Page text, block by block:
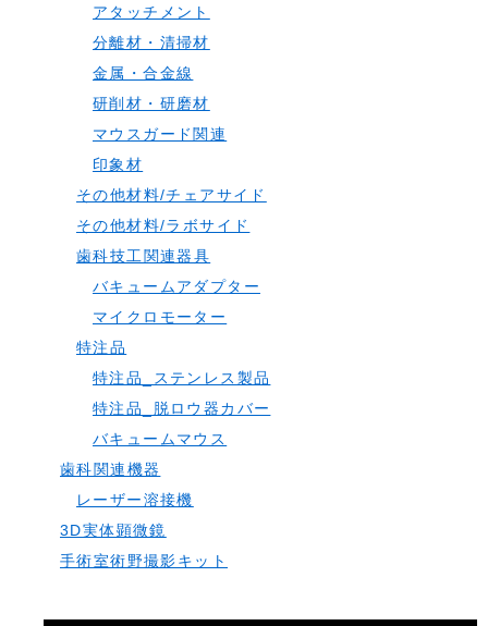
アタッチメント
分離材・清掃材
金属・合金線
研削材・研磨材
マウスガード関連
印象材
その他材料/チェアサイド
その他材料/ラボサイド
歯科技工関連器具
バキュームアダプター
マイクロモーター
特注品
特注品_ステンレス製品
特注品_脱ロウ器カバー
バキュームマウス
歯科関連機器
レーザー溶接機
3D実体顕微鏡
手術室術野撮影キット